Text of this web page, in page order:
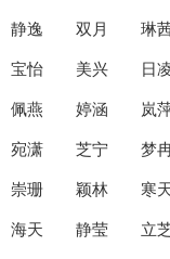
静逸 双月 琳
宝怡 美兴 日
佩燕 婷涵 岚
宛潇 芝宁 梦
崇珊 颖林 寒
海天 静莹 立